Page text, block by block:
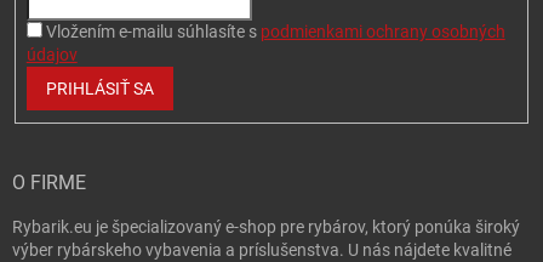
Vložením e-mailu súhlasíte s podmienkami ochrany osobných
údajov
PRIHLÁSIŤ SA
O FIRME
Rybarik.eu je špecializovaný e-shop pre rybárov, ktorý ponúka široký
výber rybárskeho vybavenia a príslušenstva. U nás nájdete kvalitné